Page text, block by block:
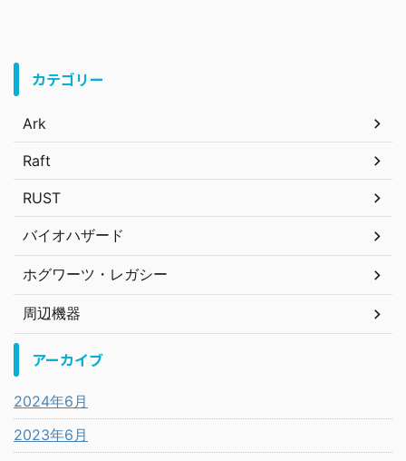
カテゴリー
Ark
Raft
RUST
バイオハザード
ホグワーツ・レガシー
周辺機器
アーカイブ
2024年6月
2023年6月